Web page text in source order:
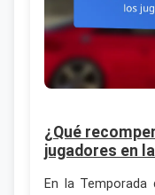
¿Qué
jugadores en
En la Temporada